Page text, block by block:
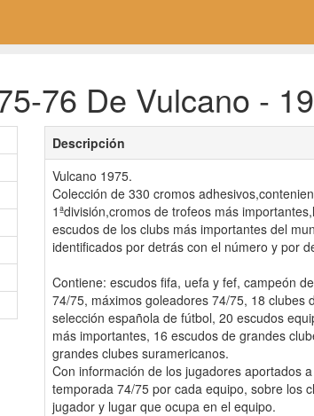
76 De Vulcano -
Descripción
Vulcano 1975.
Colección de 330 cromos
1ªdivisión,cromos de trofeos más
escudos de los clubs más importantes del
identificados por detrás con el número y por
Contiene: escudos fifa, uefa y fef, campeón
74/75, máximos goleadores 74/75, 18 clubes
selección española de fútbol, 20 escudos
más importantes, 16 escudos de grandes
grandes clubes suramericanos.
Con información de los jugadores aportados
temporada 74/75 por cada equipo, sobre los
jugador y lugar que ocupa en el equipo.